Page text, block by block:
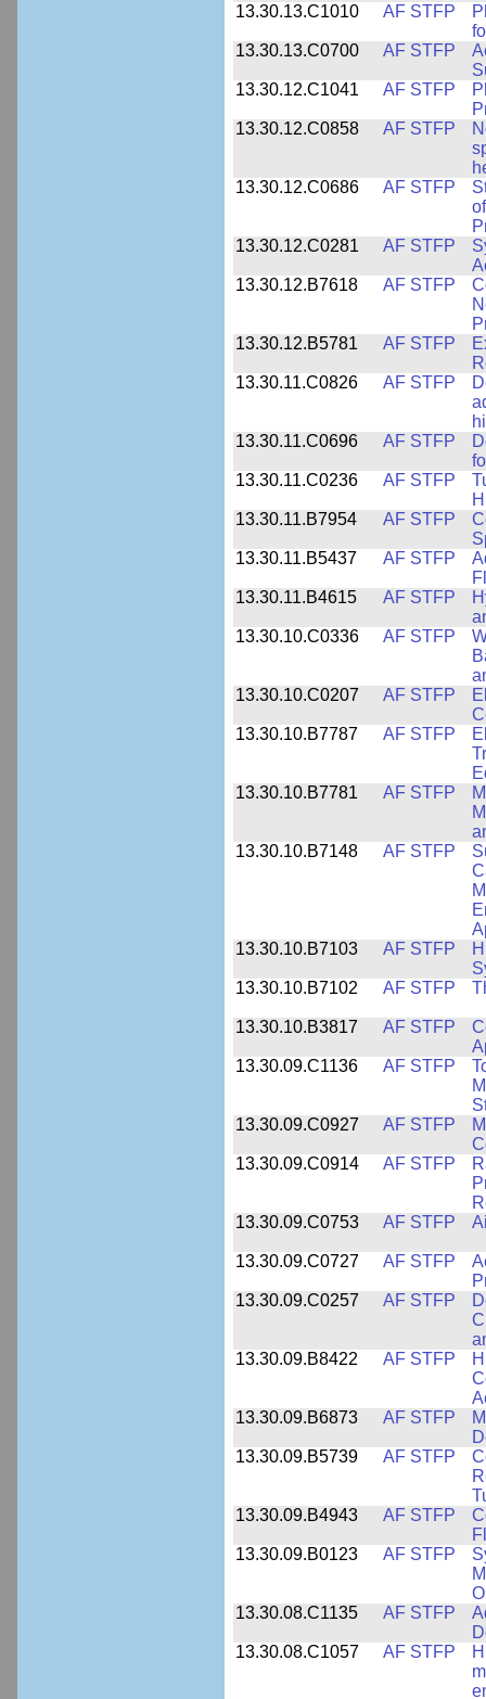
13.30.13.C1010 AF STFP
13.30.13.C0700
AF STFP
13.30.12.C1041
AF STFP
13.30.12.C0858
AF STFP
13.30.12.C0686
AF STFP
13.30.12.C0281
AF STFP
13.30.12.B7618
AF STFP
13.30.12.B5781
AF STFP
13.30.11.C0826
AF STFP
13.30.11.C0696
AF STFP
13.30.11.C0236
AF STFP
13.30.11.B7954
AF STFP
13.30.11.B5437
AF STFP
13.30.11.B4615
AF STFP
13.30.10.C0336
AF STFP
13.30.10.C0207
AF STFP
13.30.10.B7787
AF STFP
13.30.10.B7781
AF STFP
13.30.10.B7148
AF STFP
13.30.10.B7103
AF STFP
13.30.10.B7102
AF STFP
13.30.10.B3817 AF STFP
13.30.09.C1136
AF STFP
13.30.09.C0927
AF STFP
13.30.09.C0914
AF STFP
13.30.09.C0753
AF STFP
13.30.09.C0727 AF STFP
13.30.09.C0257
AF STFP
13.30.09.B8422
AF STFP
13.30.09.B6873
AF STFP
13.30.09.B5739
AF STFP
13.30.09.B4943
AF STFP
13.30.09.B0123
AF STFP
13.30.08.C1135
AF STFP
13.30.08.C1057
AF STFP